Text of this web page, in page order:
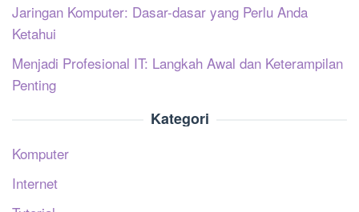
Jaringan Komputer: Dasar-dasar yang Perlu Anda
Ketahui
Menjadi Profesional IT: Langkah Awal dan Keterampilan
Penting
Kategori
Komputer
Internet